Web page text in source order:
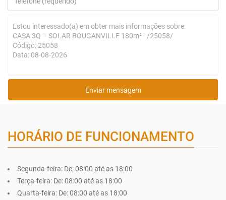
HORÁRIO DE FUNCIONAMENTO
Segunda-feira: De: 08:00 até as 18:00
Terça-feira: De: 08:00 até as 18:00
Quarta-feira: De: 08:00 até as 18:00